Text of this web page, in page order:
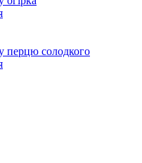
перцю солодкого